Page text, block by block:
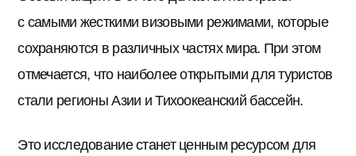
с самыми жесткими визовыми режимами, которые
сохраняются в различных частях мира. При этом
отмечается, что наиболее открытыми для туристов
стали регионы Азии и Тихоокеанский бассейн.
Это исследование станет ценным ресурсом для